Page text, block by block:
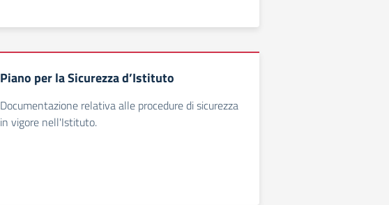
Piano per la Sicurezza d’Istituto
Documentazione relativa alle procedure di sicurezza
in vigore nell'Istituto.